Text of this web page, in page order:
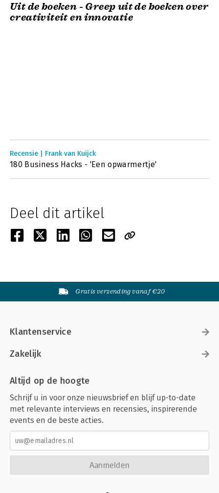
Uit de boeken - Greep uit de boeken over
creativiteit en innovatie
Recensie | Frank van Kuijck
180 Business Hacks - 'Een opwarmertje'
Deel dit artikel
Gratis verzending vanaf €20
Klantenservice
Zakelijk
Altijd op de hoogte
Schrijf u in voor onze nieuwsbrief en blijf up-to-date
met relevante interviews en recensies, inspirerende
events en de beste acties.
Aanmelden